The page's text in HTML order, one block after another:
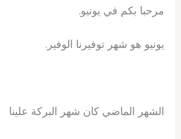
مرحبا بكم في يونيو.
يونيو هو شهر توفيرنا الوفير.
الشهر الماضي كان شهر البركة علينا